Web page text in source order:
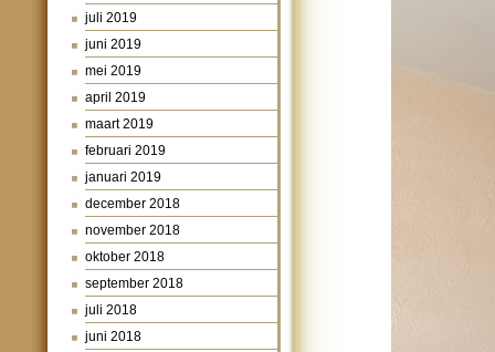
juli 2019
juni 2019
mei 2019
april 2019
maart 2019
februari 2019
januari 2019
december 2018
november 2018
oktober 2018
september 2018
juli 2018
juni 2018